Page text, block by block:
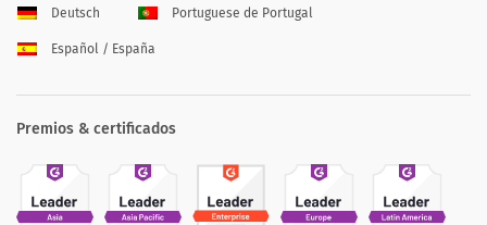
Deutsch Portuguese de Portugal
Español / España
Premios & certificados